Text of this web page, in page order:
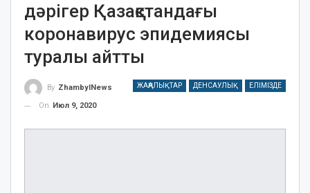
дәрігер Қазақстандағы
коронавирус эпидемиясы
туралы айтты
ЖАҢАЛЫҚТАР ДЕНСАУЛЫҚ ЕЛІМІЗДЕ
By ZhambylNews
On
Июл 9, 2020